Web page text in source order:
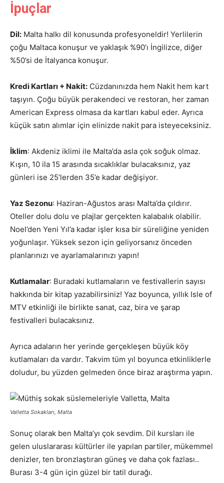
İpuçlar
Dil: Malta halkı dil konusunda profesyoneldir! Yerlilerin
çoğu Maltaca konuşur ve yaklaşık %90’ı İngilizce, diğer
%50’si de İtalyanca konuşur.
Kredi Kartları + Nakit: Cüzdanınızda hem Nakit hem kart
taşıyın. Çoğu büyük perakendeci ve restoran, her zaman
American Express olmasa da kartları kabul eder. Ayrıca
küçük satın alımlar için elinizde nakit para isteyeceksiniz.
İklim: Akdeniz iklimi ile Malta’da asla çok soğuk olmaz.
Kışın, 10 ila 15 arasında sıcaklıklar bulacaksınız, yaz
günleri ise 25’lerden 35’e kadar değişiyor.
Yaz Sezonu: Haziran-Ağustos arası Malta’da çıldırır.
Oteller dolu dolu ve plajlar gerçekten kalabalık olabilir.
Noel’den Yeni Yıl’a kadar işler kısa bir süreliğine yeniden
yoğunlaşır. Yüksek sezon için geliyorsanız önceden
planlarınızı ve ayarlamalarınızı yapın!
Kutlamalar: Buradaki kutlamaların ve festivallerin sayısı
hakkında bir kitap yazabilirsiniz! Yaz boyunca, yıllık Isle of
MTV etkinliği ile birlikte sanat, caz, bira ve şarap
festivalleri bulacaksınız.
Ayrıca adaların her yerinde gerçekleşen büyük köy
kutlamaları da vardır. Takvim tüm yıl boyunca etkinliklerle
doludur, bu yüzden gelmeden önce biraz araştırma yapın.
Valletta Sokakları, Malta
Sonuç olarak ben Malta’yı çok sevdim. Dil kursları ile
gelen uluslararası kültürler ile yapılan partiler, mükemmel
denizler, ten bronzlaştıran güneş ve daha çok fazlası..
Burası 3-4 gün için güzel bir tatil durağı.